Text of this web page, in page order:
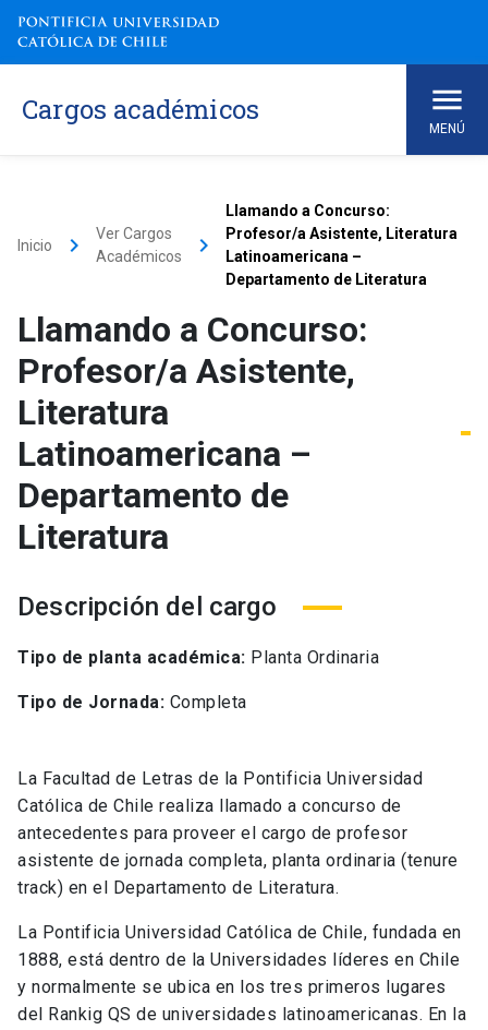
Cargos académicos
MENÚ
Inicio keyboard_arrow_right
Ver Cargos
Académicos
keyboard_arrow_right
Llamando a Concurso:
Profesor/a Asistente, Literatura
Latinoamericana –
Departamento de Literatura
Llamando a Concurso:
Profesor/a Asistente,
Literatura
Latinoamericana –
Departamento de
Literatura
Descripción del cargo
Tipo de planta académica: Planta Ordinaria
Tipo de Jornada: Completa
La Facultad de Letras de la Pontificia Universidad
Católica de Chile realiza llamado a concurso de
antecedentes para proveer el cargo de profesor
asistente de jornada completa, planta ordinaria (tenure
track) en el Departamento de Literatura.
La Pontificia Universidad Católica de Chile, fundada en
1888, está dentro de la Universidades líderes en Chile
y normalmente se ubica en los tres primeros lugares
del Rankig QS de universidades latinoamericanas. En la